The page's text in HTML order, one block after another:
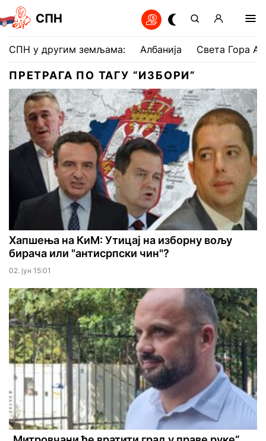
СПН
СПН у другим земљама: Албанија Света Гора
ПРЕТРАГА ПО ТАГУ “ИЗБОРИ”
Хапшења на КиМ: Утицај на изборну вољу
бирача или "антисрпски чин"?
02. јун 15:01